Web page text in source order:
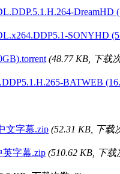
DreamHD
SONYHD
(48.77 KB, 下载
BATWEB
文字幕.zip (52.31 KB, 下载
英字幕.zip (510.62 KB, 下载